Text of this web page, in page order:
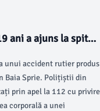
ani a ajuns la spital
unui accident rutier produs
Baia Sprie. Polițiștii din
prin apel la 112 cu privire
corporală a unei